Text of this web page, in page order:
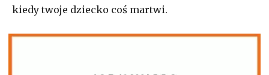
kiedy twoje dziecko coś martwi.